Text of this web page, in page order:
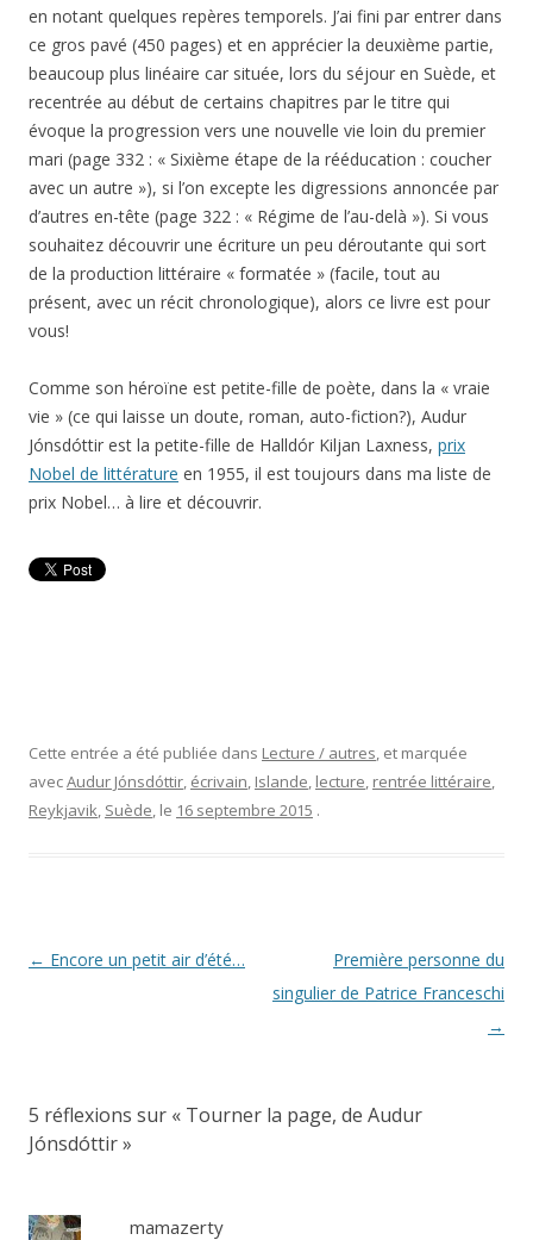
en notant quelques repères temporels. J’ai fini par entrer dans
ce gros pavé (450 pages) et en apprécier la deuxième partie,
beaucoup plus linéaire car située, lors du séjour en Suède, et
recentrée au début de certains chapitres par le titre qui
évoque la progression vers une nouvelle vie loin du premier
mari (page 332 : « Sixième étape de la rééducation : coucher
avec un autre »), si l’on excepte les digressions annoncée par
d’autres en-tête (page 322 : « Régime de l’au-delà »). Si vous
souhaitez découvrir une écriture un peu déroutante qui sort
de la production littéraire « formatée » (facile, tout au
présent, avec un récit chronologique), alors ce livre est pour
vous!
Comme son héroïne est petite-fille de poète, dans la « vraie
vie » (ce qui laisse un doute, roman, auto-fiction?), Audur
Jónsdóttir est la petite-fille de Halldór Kiljan Laxness, prix
Nobel de littérature en 1955, il est toujours dans ma liste de
prix Nobel… à lire et découvrir.
Cette entrée a été publiée dans Lecture / autres, et marquée
avecAudur Jónsdóttir, écrivain, Islande, lecture, rentrée littéraire,
Reykjavik, Suède, le 16 septembre 2015 .
Navigation
← Encore un petit air d’été…
Première personne du
singulier de Patrice Franceschi
→
5 réflexions sur « Tourner la page, de Audur
Jónsdóttir»
mamazerty